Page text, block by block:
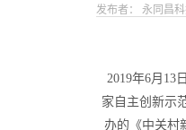
发布者： 永同昌
2019年6月13
家自主创新示
办的《中关村